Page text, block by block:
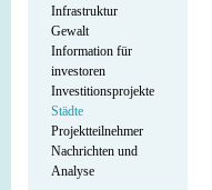
Infrastruktur
Gewalt
Information für
investoren
Investitionsprojekte
Städte
Projektteilnehmer
Nachrichten und
Analyse